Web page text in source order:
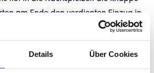
Details Über Cookies
am Ende den verdienten Einzug in
16 Mannschaften.
Gülcan nach dem Schlusspfiff: